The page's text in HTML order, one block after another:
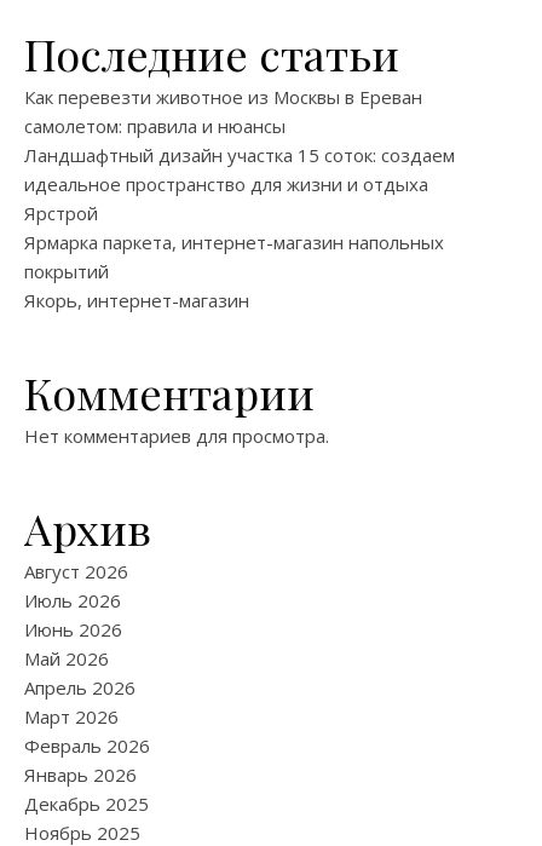
Последние статьи
Как перевезти животное из Москвы в Ереван
самолетом: правила и нюансы
Ландшафтный дизайн участка 15 соток: создаем
идеальное пространство для жизни и отдыха
Ярстрой
Ярмарка паркета, интернет-магазин напольных
покрытий
Якорь, интернет-магазин
Комментарии
Нет комментариев для просмотра.
Архив
Август 2026
Июль 2026
Июнь 2026
Май 2026
Апрель 2026
Март 2026
Февраль 2026
Январь 2026
Декабрь 2025
Ноябрь 2025